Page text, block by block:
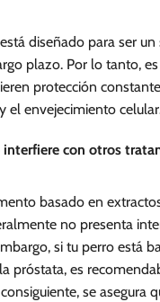
diseñado para ser
plazo. Por lo tanto,
protección
el envejecimiento
interfiere con otros
basado en
no presenta
si tu perro está
próstata, es
se asegura